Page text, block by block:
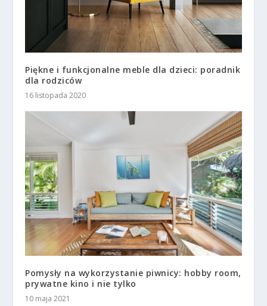
Piękne i funkcjonalne meble dla dzieci: poradnik
dla rodziców
16 listopada 2020
Pomysły na wykorzystanie piwnicy: hobby room,
prywatne kino i nie tylko
10 maja 2021